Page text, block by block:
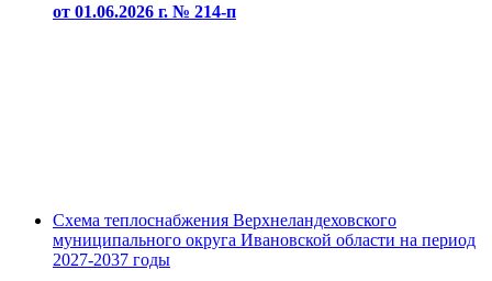
от 01.06.2026 г. № 214-п
Схема теплоснабжения Верхнеландеховского
муниципального округа Ивановской области на период
2027-2037 годы